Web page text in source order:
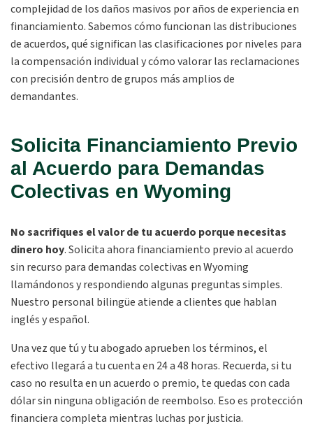
complejidad de los daños masivos por años de experiencia en
financiamiento. Sabemos cómo funcionan las distribuciones
de acuerdos, qué significan las clasificaciones por niveles para
la compensación individual y cómo valorar las reclamaciones
con precisión dentro de grupos más amplios de
demandantes.
Solicita Financiamiento Previo
al Acuerdo para Demandas
Colectivas en Wyoming
Nosacrifiques el valor de tu acuerdo porque necesitas
dinero hoy.Solicita ahora financiamiento previo al acuerdo
sin recurso para demandas colectivas en Wyoming
llamándonos y respondiendo algunas preguntas simples.
Nuestro personal bilingüe atiende a clientes que hablan
inglés y español.
Una vez que tú y tu abogado aprueben los términos, el
efectivo llegará a tu cuenta en 24 a 48 horas. Recuerda, si tu
caso no resulta en un acuerdo o premio, te quedas con cada
dólar sin ninguna obligación de reembolso. Eso es protección
financiera completa mientras luchas por justicia.